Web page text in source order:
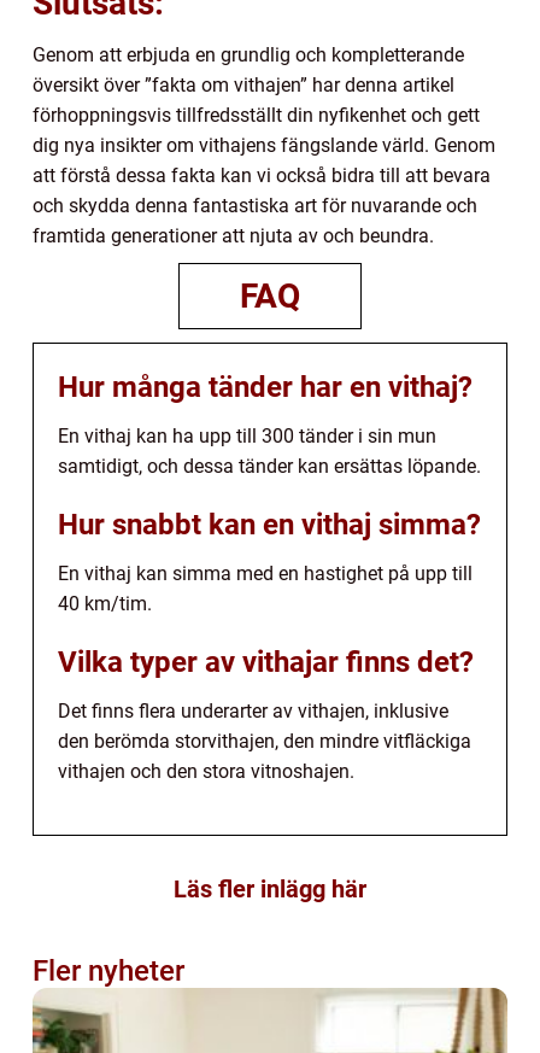
Genom att erbjuda en grundlig och kompletterande
översikt över ”fakta om vithajen” har denna artikel
förhoppningsvis tillfredsställt din nyfikenhet och gett
dig nya insikter om vithajens fängslande värld. Genom
att förstå dessa fakta kan vi också bidra till att bevara
och skydda denna fantastiska art för nuvarande och
framtida generationer att njuta av och beundra.
FAQ
Hur många tänder har en vithaj?
En vithaj kan ha upp till 300 tänder i sin mun
samtidigt, och dessa tänder kan ersättas löpande.
Hur snabbt kan en vithaj simma?
En vithaj kan simma med en hastighet på upp till
40 km/tim.
Vilka typer av vithajar finns det?
Det finns flera underarter av vithajen, inklusive
den berömda storvithajen, den mindre vitfläckiga
vithajen och den stora vitnoshajen.
Läs fler inlägg här
Fler nyheter